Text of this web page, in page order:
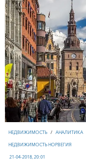
НЕДВИЖИМОСТЬ / АНАЛИТИКА
НЕДВИЖИМОСТЬ НОРВЕГИЯ
21-04-2018, 20:01